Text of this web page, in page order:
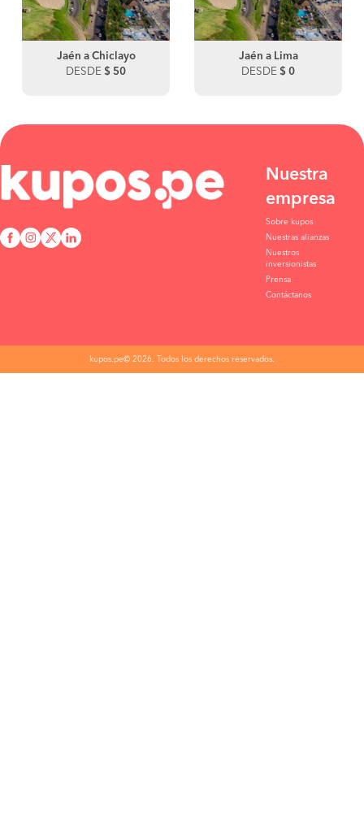
Jaén a Chiclayo
DESDE $ 50
Jaén a Lima
DESDE $ 0
Nuestra
empresa
Sobre kupos
Nuestras alianzas
Nuestros
inversionistas
Prensa
Contáctanos
kupos.pe© 2026. Todos los derechos reservados.